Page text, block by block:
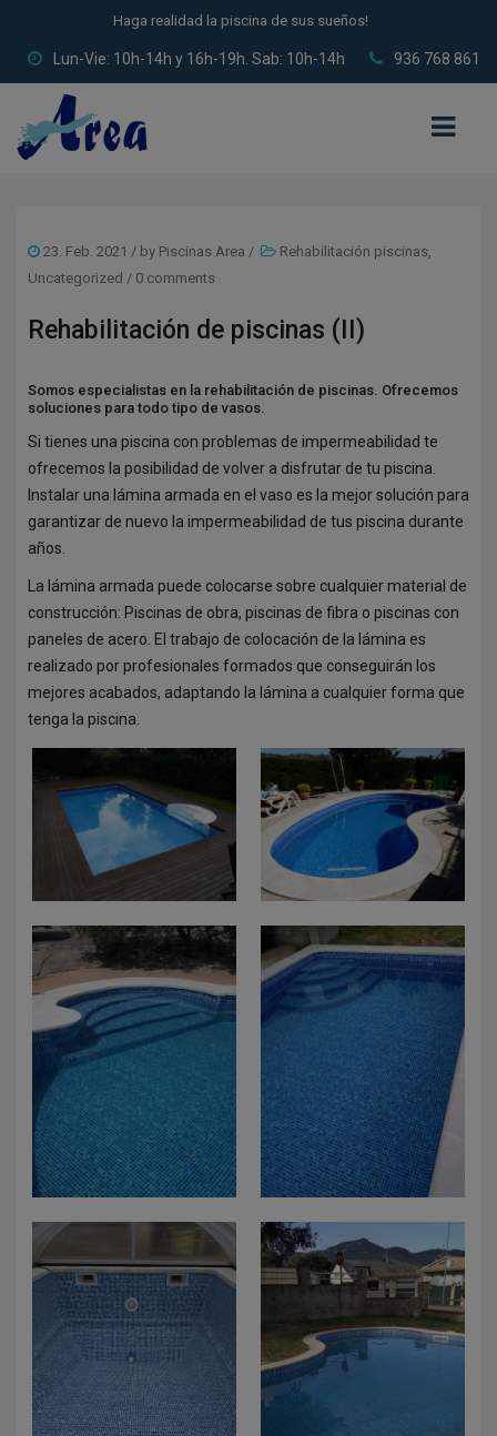
Haga realidad la piscina de sus sueños!
Lun-Vie: 10h-14h y 16h-19h. Sab: 10h-14h 936 768 861
QUIÉNES SOMOS
CONSTRUCCIÓN DE PISCINAS
PISCINAS DE ACERO
PISCINAS DE OBRA
CUBIERTAS PARA PISICNA
COBERTORES
REHABILITACIÓN
EQUIPA LA PISCINA
LIMPIEZA Y MANTENIMIENTO
CLORACIÓN SALINA
CLIMATIZACIÓN
23. Feb. 2021 / by Piscinas Area / Rehabilitación piscinas,
Uncategorized / 0 comments
Rehabilitación de piscinas (II)
Somos especialistas en la rehabilitación de piscinas. Ofrecemos
soluciones para todo tipo de vasos.
Si tienes una piscina con problemas de impermeabilidad te
ofrecemos la posibilidad de volver a disfrutar de tu piscina.
Instalar una lámina armada en el vaso es la mejor solución para
garantizar de nuevo la impermeabilidad de tus piscina durante
años.
La lámina armada puede colocarse sobre cualquier material de
construcción: Piscinas de obra, piscinas de fibra o piscinas con
paneles de acero. El trabajo de colocación de la lámina es
realizado por profesionales formados que conseguirán los
mejores acabados, adaptando la lámina a cualquier forma que
tenga la piscina.